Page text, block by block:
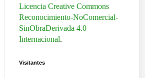
Licencia Creative Commons
Reconocimiento-NoComercial-
SinObraDerivada 4.0
Internacional.
Visitantes